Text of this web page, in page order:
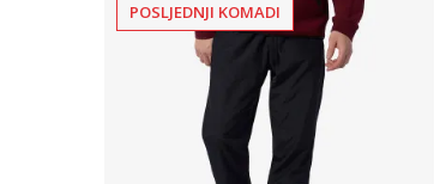
POSLJEDNJI KOMADI